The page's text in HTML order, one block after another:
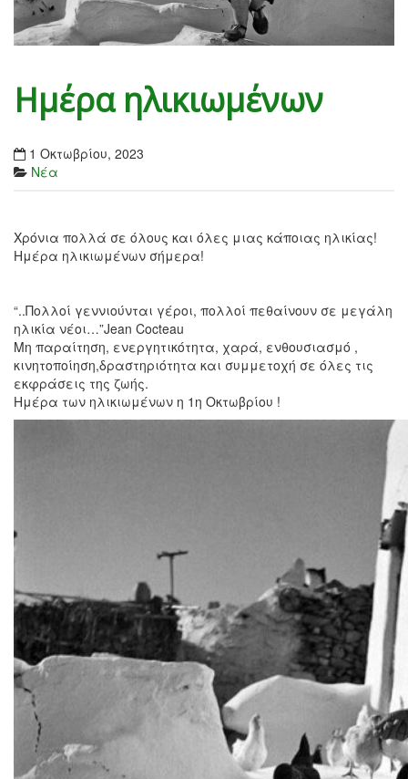
Ημέρα ηλικιωμένων
1 Οκτωβρίου, 2023
Νέα
Χρόνια πολλά σε όλους και όλες μιας κάποιας ηλικίας!
Ημέρα ηλικιωμένων σήμερα!
“..Πολλοί γεννιούνται γέροι, πολλοί πεθαίνουν σε μεγάλη
ηλικία νέοι…”Jean Cocteau
Μη παραίτηση, ενεργητικότητα, χαρά, ενθουσιασμό ,
κινητοποίηση,δραστηριότητα και συμμετοχή σε όλες τις
εκφράσεις της ζωής.
Ημέρα των ηλικιωμένων η 1η Οκτωβρίου !